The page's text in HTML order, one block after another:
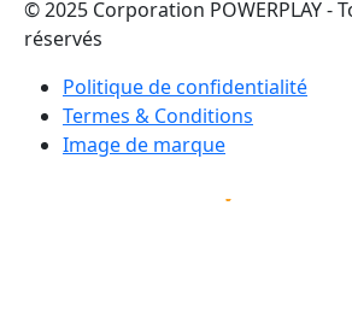
© 2025 Corporation POWERPLAY -
réservés
Politique de confidentialité
Termes & Conditions
Image de marque